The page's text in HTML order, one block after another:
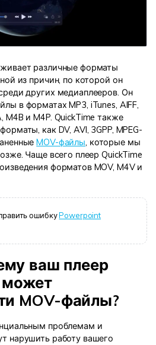
различные форматы
из причин, по которой он
других медиаплееров. Он
в форматах MP3, iTunes, AIFF,
M4B и M4P. QuickTime также
как DV, AVI, 3GPP, MPEG-
MOV-файлы, которые мы
Чаще всего плеер QuickTime
форматов MOV, M4V и
ошибкуPowerpoint
ваш плеер
может
MOV-файлы?
проблемам и
нарушить работу вашего